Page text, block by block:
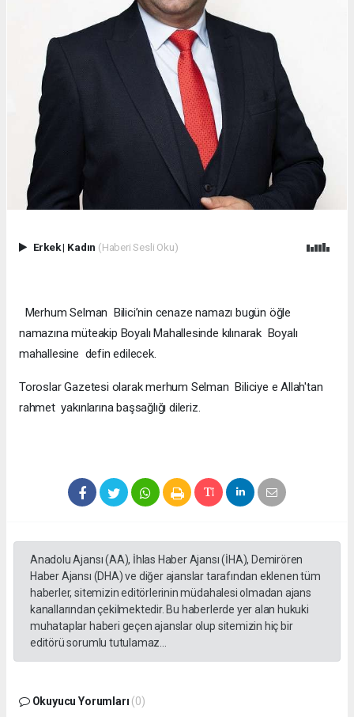
Erkek| Kadın (Haberi Sesli Oku)
Merhum Selman Bilici’nin cenaze namazı bugün öğle
namazına müteakip Boyalı Mahallesinde kılınarak Boyalı
mahallesine defin edilecek.
Toroslar Gazetesi olarak merhum Selman Biliciye e Allah'tan
rahmet yakınlarına başsağlığı dileriz.
Anadolu Ajansı (AA), İhlas Haber Ajansı (İHA), Demirören
Haber Ajansı (DHA) ve diğer ajanslar tarafından eklenen tüm
haberler, sitemizin editörlerinin müdahalesi olmadan ajans
kanallarından çekilmektedir. Bu haberlerde yer alan hukuki
muhataplar haberi geçen ajanslar olup sitemizin hiç bir
editörü sorumlu tutulamaz...
Okuyucu Yorumları (0)